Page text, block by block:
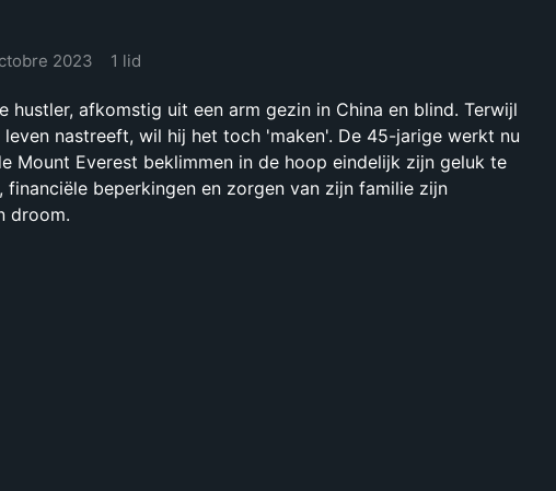
2023 1 lid
hustler, afkomstig uit een arm gezin in China en blind. Terwijl
nastreeft, wil hij het toch 'maken'. De 45-jarige werkt nu
Mount Everest beklimmen in de hoop eindelijk zijn geluk te
financiële beperkingen en zorgen van zijn familie zijn
droom.